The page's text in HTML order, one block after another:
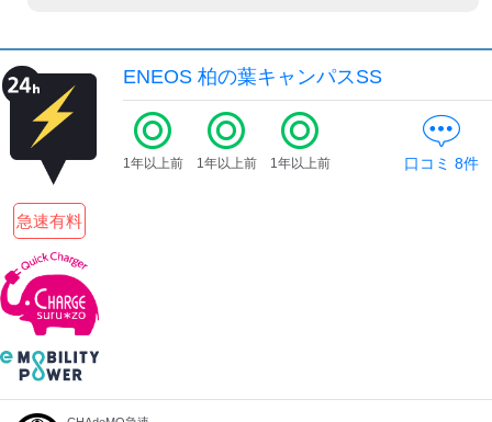
ENEOS 柏の葉キャンパスSS
急速有料
1年以上前 1年以上前 1年以上前 口コミ 8件